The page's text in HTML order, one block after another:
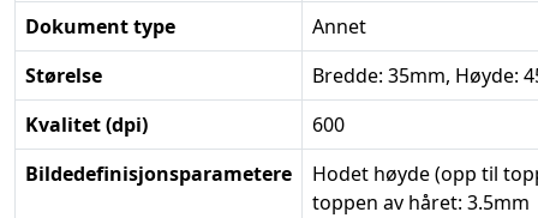
Dokument type
Annet
Størelse
Bredde: 35mm, Høyde:
Kvalitet (dpi)
600
Bildedefinisjonsparametere
Hodet høyde (opp til
toppen av håret: 3.5mm